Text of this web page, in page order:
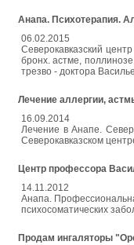
Анапа. Психотерапия.
06.02.2015
Северокавказский
бронх. астме,
трезво - доктора
Лечение аллергии,
16.09.2014
Лечение в Анапе.
Северокавказском
Центр профессора
14.11.2012
Анапа.
психосоматических
Продам ингаляторы